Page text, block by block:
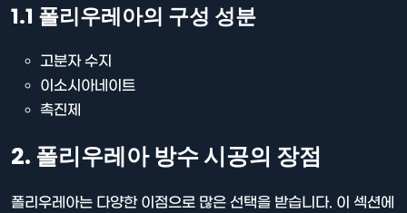
1.1 폴리우레아의 구성 성분
고분자 수지
이소시아네이트
촉진제
2. 폴리우레아 방수 시공의 장점
폴리우레아는 다양한 이점으로 많은 선택을 받습니다. 이 섹션에